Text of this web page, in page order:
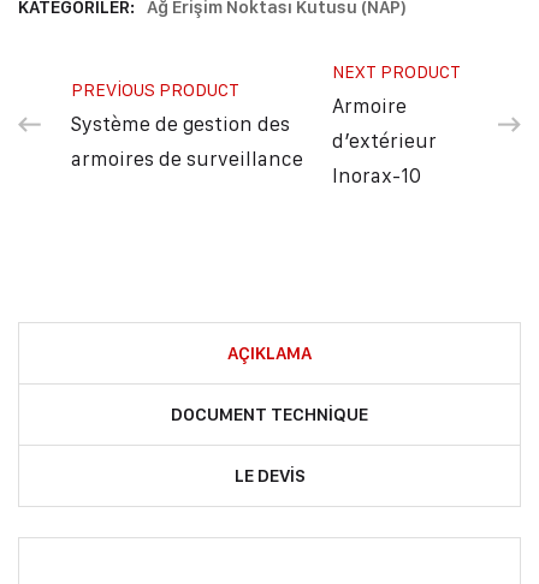
KATEGORILER: Ağ Erişim Noktası Kutusu (NAP)
PREVIOUS PRODUCT
Système de gestion des
armoires de surveillance
NEXT PRODUCT
Armoire
d’extérieur
Inorax-10
AÇIKLAMA
DOCUMENT TECHNIQUE
LE DEVIS